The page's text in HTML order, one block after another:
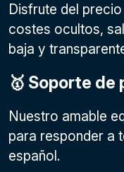
Disfrute del
costes ocultos,
baja y
🥇 Soporte de
Nuestro amable
para responder a
español.